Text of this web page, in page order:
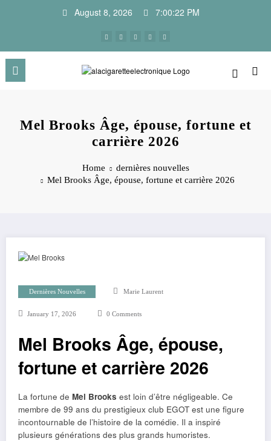
August 8, 2026 7:00:23 PM
Mel Brooks Âge, épouse, fortune et
carrière 2026
Home
dernières nouvelles
Mel Brooks Âge, épouse, fortune et carrière 2026
Dernières Nouvelles Marie Laurent
January 17, 2026 0 Comments
Mel Brooks Âge, épouse,
fortune et carrière 2026
La fortune de Mel Brooks est loin d’être négligeable. Ce
membre de 99 ans du prestigieux club EGOT est une figure
incontournable de l’histoire de la comédie. Il a inspiré
plusieurs générations des plus grands humoristes.